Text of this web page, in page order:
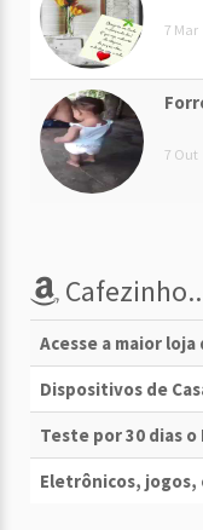
7 Mar
7 Out
Acesse a maior
Dispositivos de
Teste por 30 dias o
Eletrônicos, jogos,